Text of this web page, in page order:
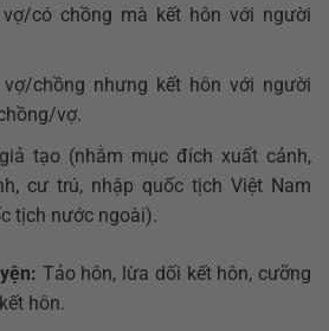
có chồng mà kết hôn với người
vợ/chồng nhưng kết hôn với người
vợ.
tạo (nhằm mục đích xuất cảnh,
cư trú, nhập quốc tịch Việt Nam
tịch nước ngoài).
Tảo hôn, lừa dối kết hôn, cưỡng
hôn.